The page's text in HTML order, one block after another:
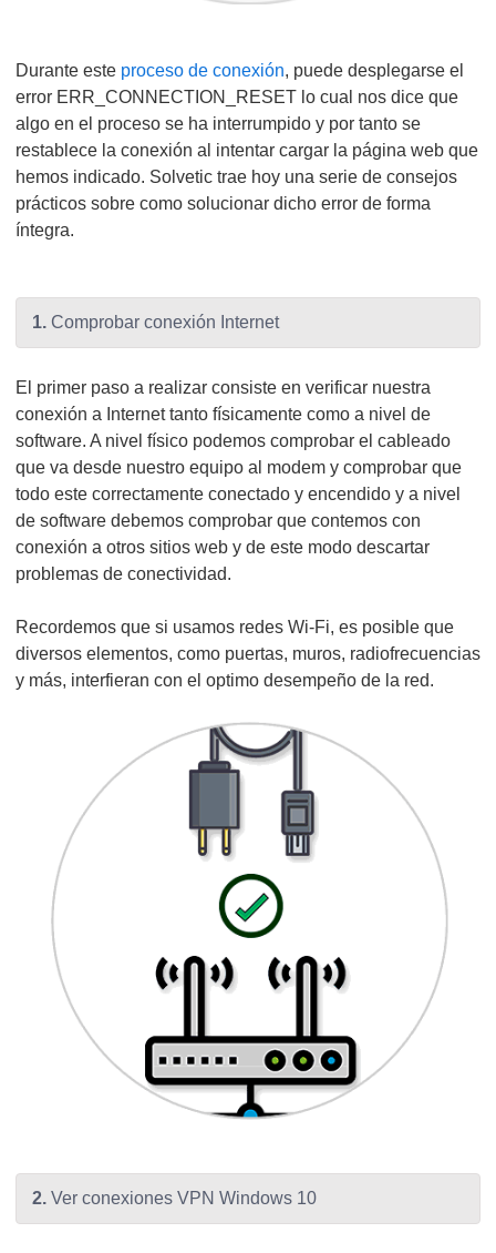
Durante este proceso de conexión, puede desplegarse el
error ERR_CONNECTION_RESET lo cual nos dice que
algo en el proceso se ha interrumpido y por tanto se
restablece la conexión al intentar cargar la página web que
hemos indicado. Solvetic trae hoy una serie de consejos
prácticos sobre como solucionar dicho error de forma
íntegra.
1. Comprobar conexión Internet
El primer paso a realizar consiste en verificar nuestra
conexión a Internet tanto físicamente como a nivel de
software. A nivel físico podemos comprobar el cableado
que va desde nuestro equipo al modem y comprobar que
todo este correctamente conectado y encendido y a nivel
de software debemos comprobar que contemos con
conexión a otros sitios web y de este modo descartar
problemas de conectividad.
Recordemos que si usamos redes Wi-Fi, es posible que
diversos elementos, como puertas, muros, radiofrecuencias
y más, interfieran con el optimo desempeño de la red.
2. Ver conexiones VPN Windows 10